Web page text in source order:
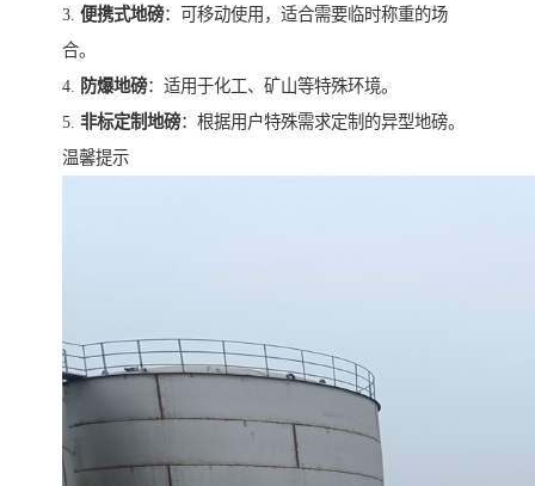
3. 便携式地磅：可移动使用，适合需要临时称重的场
合。
4. 防爆地磅：适用于化工、矿山等特殊环境。
5. 非标定制地磅：根据用户特殊需求定制的异型地磅。
温馨提示